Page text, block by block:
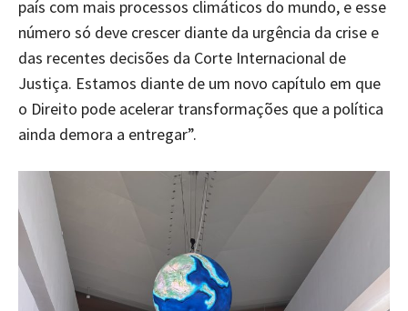
país com mais processos climáticos do mundo, e esse
número só deve crescer diante da urgência da crise e
das recentes decisões da Corte Internacional de
Justiça. Estamos diante de um novo capítulo em que
o Direito pode acelerar transformações que a política
ainda demora a entregar”.